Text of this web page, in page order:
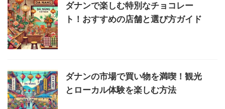
ダナンで楽しむ特別なチョコレー
ト！おすすめの店舗と選び方ガイド
ダナンの市場で買い物を満喫！観光
とローカル体験を楽しむ方法